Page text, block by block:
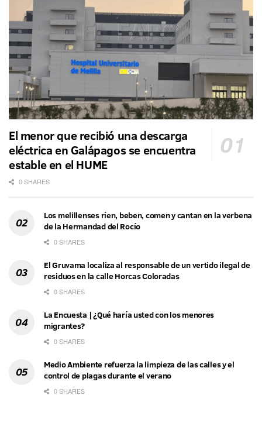
El menor que recibió una descarga
eléctrica en Galápagos se encuentra
estable en el HUME
0 SHARES
Los melillenses ríen, beben, comen y cantan en la verbena
de la Hermandad del Rocío
0 SHARES
El Gruvama localiza al responsable de un vertido ilegal de
residuos en la calle Horcas Coloradas
0 SHARES
La Encuesta | ¿Qué haría usted con los menores
migrantes?
0 SHARES
Medio Ambiente refuerza la limpieza de las calles y el
control de plagas durante el verano
0 SHARES